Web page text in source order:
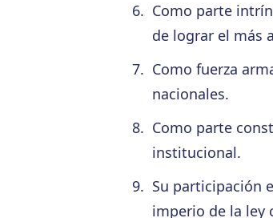
Como parte
de lograr el más
Como fuerza
nacionales.
Como parte
institucional.
Su participación
imperio de la ley